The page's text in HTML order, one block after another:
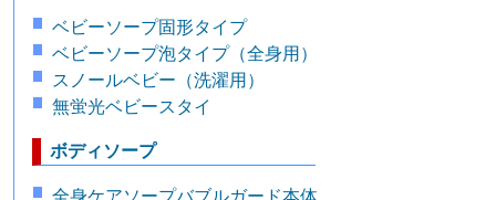
ベビーソープ固形タイプ
ベビーソープ泡タイプ（全身用）
スノールベビー（洗濯用）
無蛍光ベビースタイ
ボディソープ
全身ケアソープバブルガード本体